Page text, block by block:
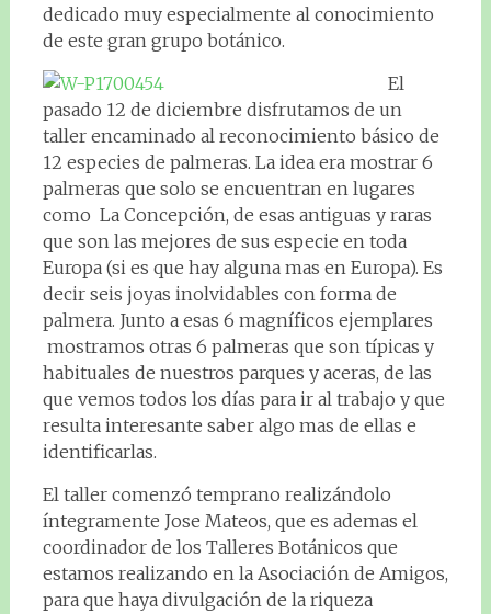
dedicado muy especialmente al conocimiento
de este gran grupo botánico.
El
pasado 12 de diciembre disfrutamos de un
taller encaminado al reconocimiento básico de
12 especies de palmeras. La idea era mostrar 6
palmeras que solo se encuentran en lugares
como La Concepción, de esas antiguas y raras
que son las mejores de sus especie en toda
Europa (si es que hay alguna mas en Europa). Es
decir seis joyas inolvidables con forma de
palmera. Junto a esas 6 magníficos ejemplares
mostramos otras 6 palmeras que son típicas y
habituales de nuestros parques y aceras, de las
que vemos todos los días para ir al trabajo y que
resulta interesante saber algo mas de ellas e
identificarlas.
El taller comenzó temprano realizándolo
íntegramente Jose Mateos, que es ademas el
coordinador de los Talleres Botánicos que
estamos realizando en la Asociación de Amigos,
para que haya divulgación de la riqueza